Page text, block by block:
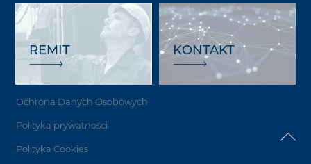
REMIT KONTAKT
Ochrona Danych Osobowych
Polityka prywatności
Polityka Cookies